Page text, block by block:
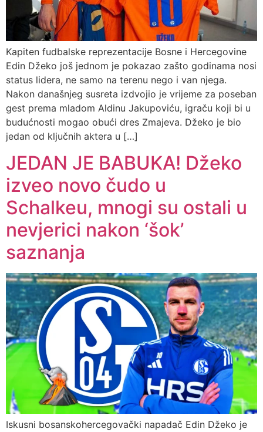
Kapiten fudbalske reprezentacije Bosne i Hercegovine
Edin Džeko još jednom je pokazao zašto godinama nosi
status lidera, ne samo na terenu nego i van njega.
Nakon današnjeg susreta izdvojio je vrijeme za poseban
gest prema mladom Aldinu Jakupoviću, igraču koji bi u
budućnosti mogao obući dres Zmajeva. Džeko je bio
jedan od ključnih aktera u […]
JEDAN JE BABUKA! Džeko
izveo novo čudo u
Schalkeu, mnogi su ostali u
nevjerici nakon ‘šok’
saznanja
Iskusni bosanskohercegovački napadač Edin Džeko je